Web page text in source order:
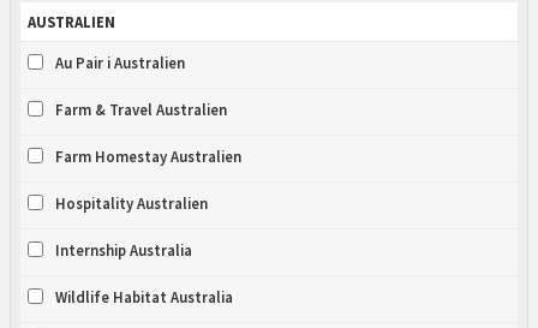
AUSTRALIEN
Au Pair i Australien
Farm & Travel Australien
Farm Homestay Australien
Hospitality Australien
Internship Australia
Wildlife Habitat Australia